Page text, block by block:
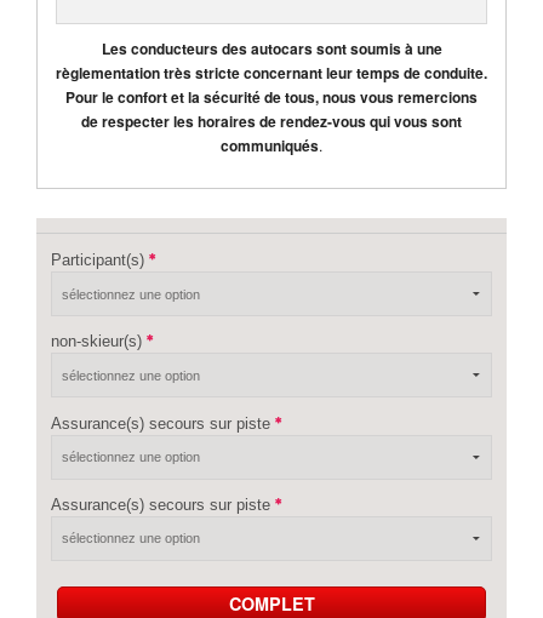
Les conducteurs des autocars sont soumis à une
règlementation très stricte concernant leur temps de conduite.
Pour le confort et la sécurité de tous, nous vous remercions
de respecter les horaires de rendez-vous qui vous sont
communiqués.
Participant(s)
non-skieur(s)
Assurance(s) secours sur piste
Assurance(s) secours sur piste
COMPLET